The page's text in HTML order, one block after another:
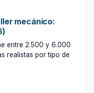
mecánico:
entre 2.500 y 6.000
realistas por tipo de